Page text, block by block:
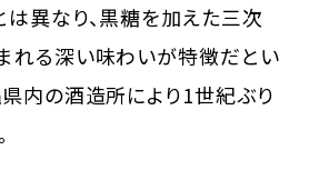
は異なり、黒糖を加えた三次
れる深い味わいが特徴だとい
県内の酒造所により1世紀ぶり